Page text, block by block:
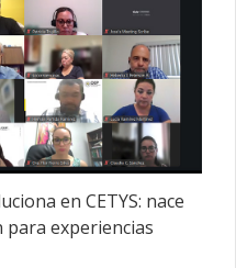
en CETYS: nace
para experiencias